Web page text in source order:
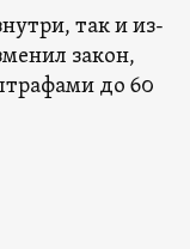
так и из-
закон,
до 60